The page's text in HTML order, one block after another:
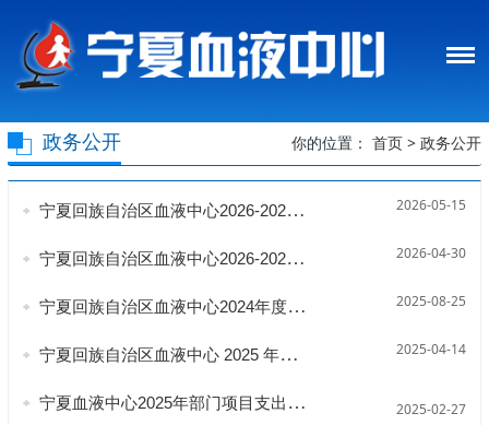
政务公开 你的位置：首页 >政务公开
宁夏回族自治区血液中心2026-2028年度物业服务采购项目竞争性磋商采购结果公告 2026-05-15
宁夏回族自治区血液中心2026-2028年物业服务采购项目竞争性磋商公告 2026-04-30
宁夏回族自治区血液中心2024年度决算公开 2025-08-25
宁夏回族自治区血液中心 2025 年维修维护服务采购项目中标公示 （招标编号： HRC-2025-ZC010） 2025-04-14
宁夏血液中心2025年部门项目支出预算绩效目标公开 2025-02-27